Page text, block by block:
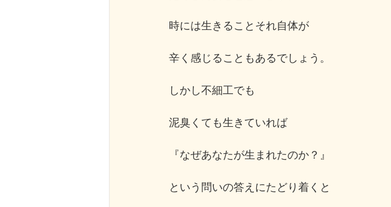
時には生きることそれ自体が
辛く感じることもあるでしょう。
しかし不細工でも
泥臭くても生きていれば
『なぜあなたが生まれたのか？』
という問いの答えにたどり着くと